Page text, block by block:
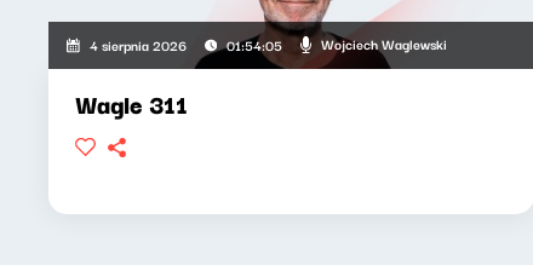
4 sierpnia 2026 01:54:05 Wojciech Waglewski
Wagle 311